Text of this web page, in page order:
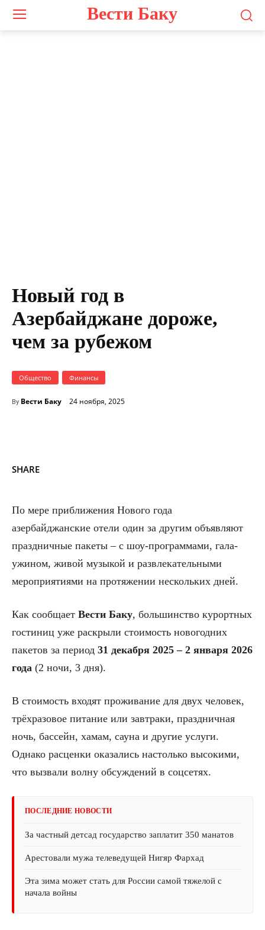
Вести Баку
Новый год в
Азербайджане дороже,
чем за рубежом
Общество Финансы
By Вести Баку 24 ноября, 2025
SHARE
По мере приближения Нового года
азербайджанские отели один за другим объявляют
праздничные пакеты – с шоу-программами, гала-
ужином, живой музыкой и развлекательными
мероприятиями на протяжении нескольких дней.
Как сообщает Вести Баку, большинство курортных
гостиниц уже раскрыли стоимость новогодних
пакетов за период 31 декабря 2025 – 2 января 2026
года (2 ночи, 3 дня).
В стоимость входят проживание для двух человек,
трёхразовое питание или завтраки, праздничная
ночь, бассейн, хамам, сауна и другие услуги.
Однако расценки оказались настолько высокими,
что вызвали волну обсуждений в соцсетях.
ПОСЛЕДНИЕ НОВОСТИ
За частный детсад государство заплатит 350 манатов
Арестовали мужа телеведущей Нигяр Фархад
Эта зима может стать для России самой тяжелой с
начала войны